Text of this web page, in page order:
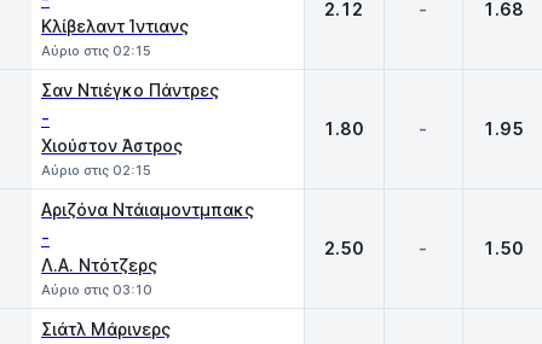
Κλίβελαντ Ίντιανς
Αύριο στις 02:15
2.12 - 1.68
Σαν Ντιέγκο Πάντρες
-
Χιούστον Άστρος
Αύριο στις 02:15
1.80 - 1.95
Αριζόνα Ντάιαμοντμπακς
-
Λ.Α. Ντότζερς
Αύριο στις 03:10
2.50 - 1.50
Σιάτλ Μάρινερς